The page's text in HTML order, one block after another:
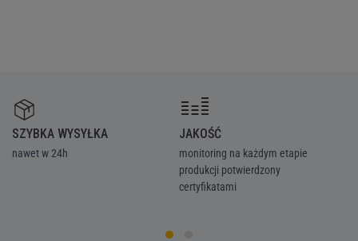
SZYBKA WYSYŁKA
nawet w 24h
JAKOŚĆ
monitoring na każdym etapie
produkcji potwierdzony
certyfikatami